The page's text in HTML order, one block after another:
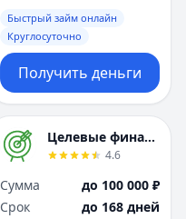
Быстрый займ онлайн
Круглосуточно
Получить деньги
Целевые финансы
4.6
Сумма
до 100 000 ₽
Срок
до 168 дней